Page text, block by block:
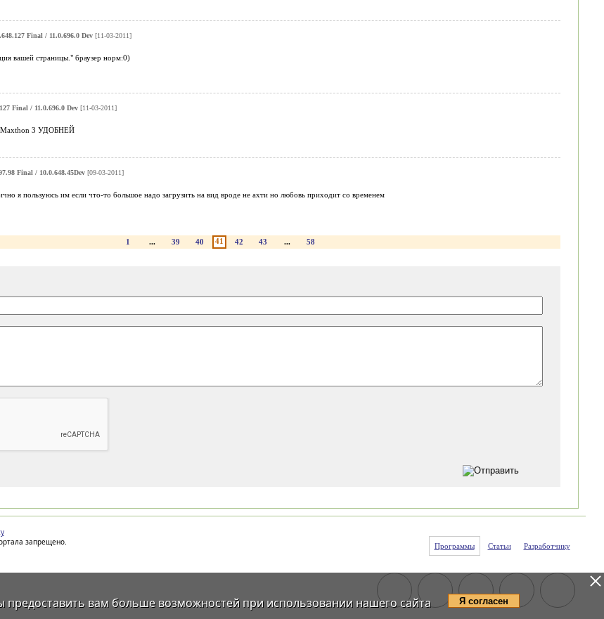
Final / 11.0.696.0 Dev[11-03-2011]
вашей страницы." браузер норм:0)
Final / 11.0.696.0 Dev[11-03-2011]
3 УДОБНЕЙ
Final / 10.0.648.45Dev[09-03-2011]
я пользуюсь им если что-то большое надо загрузить на вид вроде не ахти но любовь приходит со временем
1 ... 39 40 41 42 43 ... 58
запрещено.
Программы Статьи Разработчику
предоставить вам больше возможностей при использовании нашего сайта